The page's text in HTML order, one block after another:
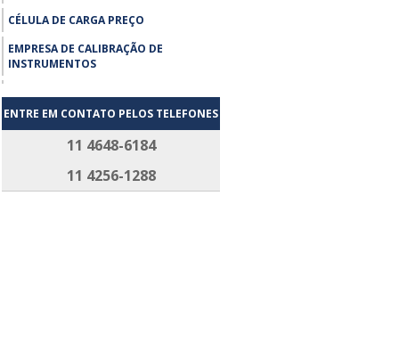
CÉLULA DE CARGA PREÇO
EMPRESA DE CALIBRAÇÃO DE
INSTRUMENTOS
INSTRUMENTOS SP
EXTENSÔMETRO COMPRAR
ENTRE EM CONTATO PELOS TELEFONES
11 4648-6184
11 4256-1288